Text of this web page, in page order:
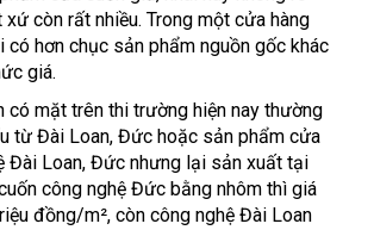
còn rất nhiều. Trong một cửa hàng
có hơn chục sản phẩm nguồn gốc khác
giá.
có mặt trên thi trường hiện nay thường
từ Đài Loan, Đức hoặc sản phẩm cửa
Đài Loan, Đức nhưng lại sản xuất tại
công nghệ Đức bằng nhôm thì giá
đồng/m², còn công nghệ Đài Loan